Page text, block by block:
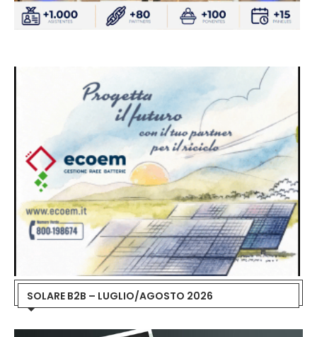
SOLARE B2B – LUGLIO/AGOSTO 2026